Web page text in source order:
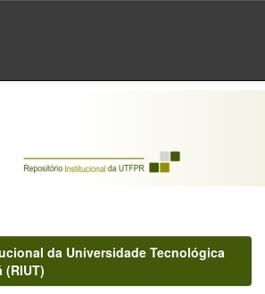
da Universidade Tecnológica
(RIUT)